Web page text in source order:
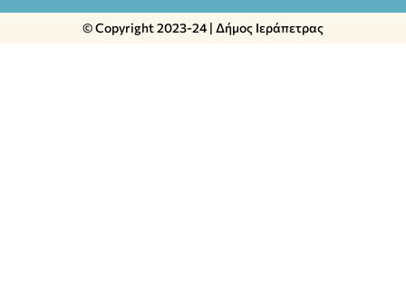
© Copyright 2023-24 | Δήμος Ιεράπετρας